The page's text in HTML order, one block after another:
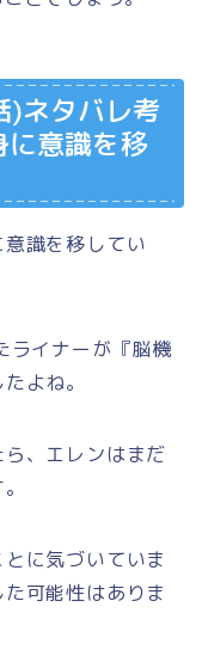
ネタバレ考
意識を移
識を移してい
ライナーが『脳機
よね。
、エレンはまだ
に気づいていま
可能性はありま